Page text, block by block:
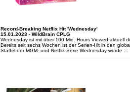
Record-Breaking Netflix Hit 'Wednesday'
15.01.2023 - WildBrain CPLG
Wednesday ist mit über 100 Mio. Hours Viewed aktuell
Bereits seit sechs Wochen ist der Serien-Hit in den
Staffel der MGM- und Netflix-Serie Wednesday wurde …